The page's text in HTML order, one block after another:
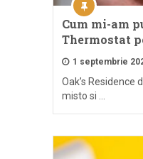
Cum mi-am
Thermostat
1 septembrie
Oak’s Residence
misto si …